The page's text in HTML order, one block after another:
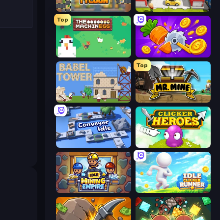
Leek Factory Tycoon Idle Inventor
Top
The MachinEGG Farm Ring Idle
Babel Tower
Top
Mr. Mine
Conveyor Idle Clicker Heroes
Idle Mining Empire Idle Clicker Runner